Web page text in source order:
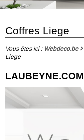
Coffres Liege
Vous êtes ici : Webdeco.be
Liege
LAUBEYNE.COM